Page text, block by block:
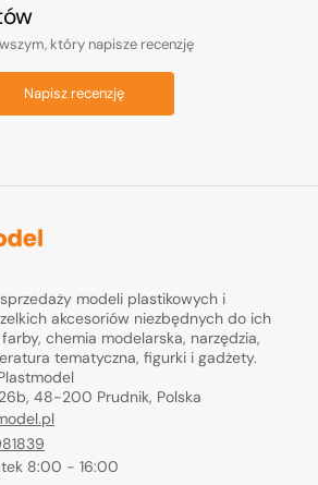
który napisze recenzję
Napisz recenzję
modeli plastikowych i
akcesoriów niezbędnych do ich
chemia modelarska, narzędzia,
tematyczna, figurki i gadżety.
48-200 Prudnik, Polska
8:00 - 16:00